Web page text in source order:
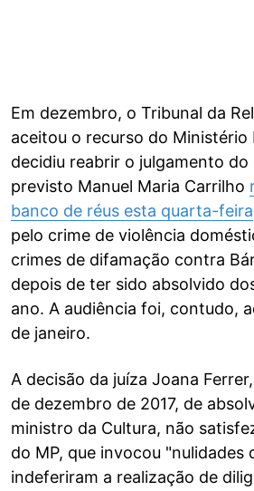
Em dezembro, o Tribunal da
aceitou o recurso do Ministério
decidiu reabrir o julgamento do
previsto Manuel Maria Carrilho
banco de réus esta quarta-feira
pelo crime de violência
crimes de difamação contra
depois de ter sido absolvido
ano. A audiência foi, contudo,
de janeiro.
A decisão da juíza Joana
de dezembro de 2017, de
ministro da Cultura, não
do MP, que invocou "nulidades
indeferiram a realização de